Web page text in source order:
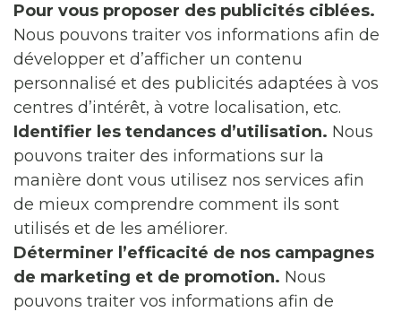
Pour vous proposer des publicités ciblées.
Nous pouvons traiter vos informations afin de
développer et d’afficher un contenu
personnalisé et des publicités adaptées à vos
centres d’intérêt, à votre localisation, etc.
Identifier les tendances d’utilisation. Nous
pouvons traiter des informations sur la
manière dont vous utilisez nos services afin
de mieux comprendre comment ils sont
utilisés et de les améliorer.
Déterminer l’efficacité de nos campagnes
de marketing et de promotion. Nous
pouvons traiter vos informations afin de